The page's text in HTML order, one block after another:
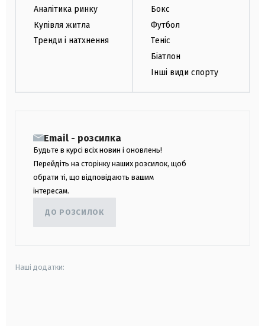
Аналітика ринку
Купівля житла
Тренди і натхнення
Бокс
Футбол
Теніс
Біатлон
Інші види спорту
Email - розсилка
Будьте в курсі всіх новин і оновлень!
Перейдіть на сторінку наших розсилок, щоб
обрати ті, що відповідають вашим
інтересам.
ДО РОЗСИЛОК
Наші додатки: